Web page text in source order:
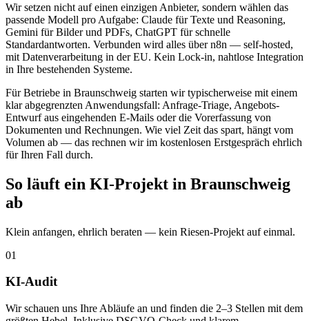
Wir setzen nicht auf einen einzigen Anbieter, sondern wählen das
passende Modell pro Aufgabe: Claude für Texte und Reasoning,
Gemini für Bilder und PDFs, ChatGPT für schnelle
Standardantworten. Verbunden wird alles über n8n — self-hosted,
mit Datenverarbeitung in der EU. Kein Lock-in, nahtlose Integration
in Ihre bestehenden Systeme.
Für Betriebe in Braunschweig starten wir typischerweise mit einem
klar abgegrenzten Anwendungsfall: Anfrage-Triage, Angebots-
Entwurf aus eingehenden E-Mails oder die Vorerfassung von
Dokumenten und Rechnungen. Wie viel Zeit das spart, hängt vom
Volumen ab — das rechnen wir im kostenlosen Erstgespräch ehrlich
für Ihren Fall durch.
So läuft ein KI-Projekt in Braunschweig
ab
Klein anfangen, ehrlich beraten — kein Riesen-Projekt auf einmal.
01
KI-Audit
Wir schauen uns Ihre Abläufe an und finden die 2–3 Stellen mit dem